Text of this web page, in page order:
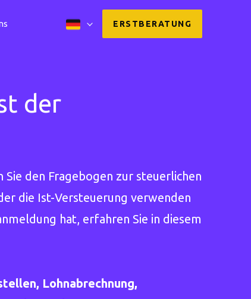
ERSTBERATUNG
der
den Fragebogen zur steuerlichen
die Ist-Versteuerung verwenden
hat, erfahren Sie in diesem
Lohnabrechnung,